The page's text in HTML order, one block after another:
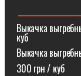
Выкачка
куб
Выкачка
300 грн / куб